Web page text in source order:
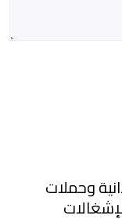
وحملات